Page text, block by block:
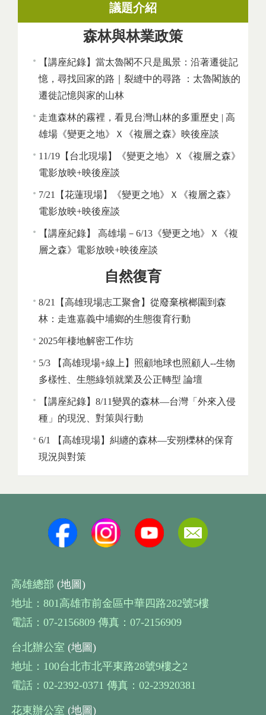
議題介紹
森林與林業政策
【講座紀錄】當太魯閣不只是風景：沿著遷徙記
憶，尋找回家的路｜裂縫中的尋路 ：太魯閣族的
遷徙記憶與家的山林
走進森林的霧裡，看見台灣山林的多重歷史 | 高
雄場《變更之地》Ｘ《複層之森》映後座談
11/19【台北現場】《變更之地》Ｘ《複層之森》
電影放映+映後座談
7/21【花蓮現場】《變更之地》Ｘ《複層之森》
電影放映+映後座談
【講座紀錄】 高雄場－6/13《變更之地》Ｘ《複
層之森》電影放映+映後座談
自然復育
8/21【高雄現場志工聚會】從廢棄檳榔園到森
林：走進嘉義中埔鄉的生態復育行動
2025年棲地解密工作坊
5/3 【高雄現場+線上】照顧地球也照顧人--生物
多樣性、生態綠領就業及公正轉型 論壇
【講座紀錄】8/11變異的森林—台灣「外來入侵
種」的現況、對策與行動
6/1 【高雄現場】糾纏的森林—安朔櫟林的保育
現況與對策
高雄總部 (地圖)
地址：801高雄市前金區中華四路282號5樓
電話：07-2156809 傳真：07-2156909
台北辦公室 (地圖)
地址：100台北市北平東路28號9樓之2
電話：02-2392-0371 傳真：02-23920381
花東辦公室 (地圖)